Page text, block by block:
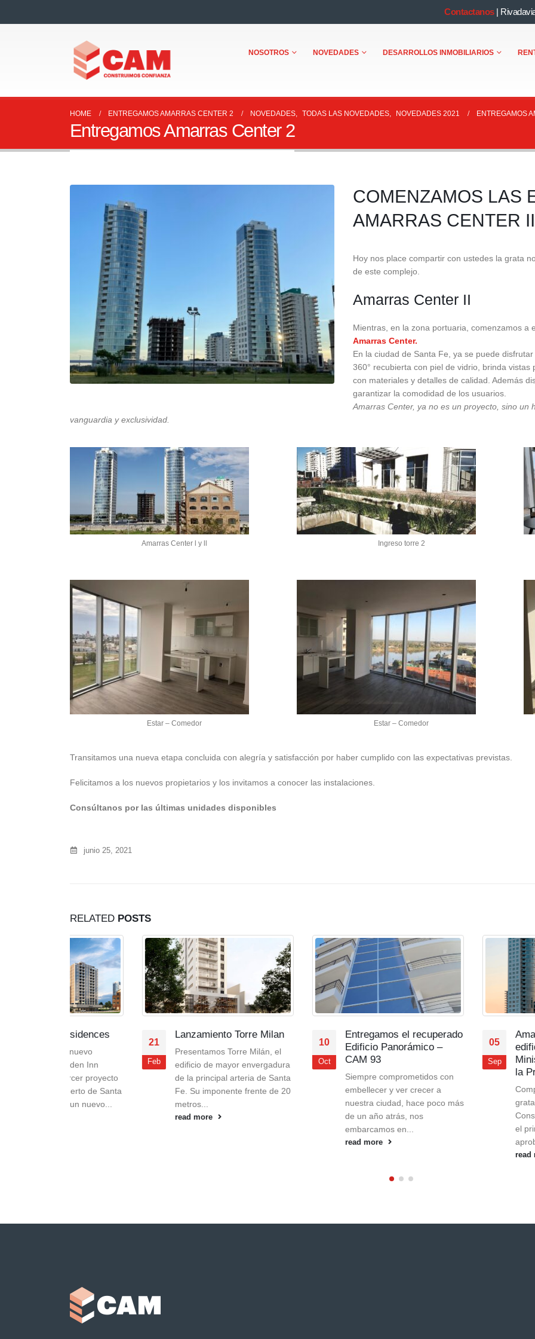
Contactanos|
NOSOTROS NOVEDADES DESARROLLOS INMOBILIARIOS
HOME ENTREGAMOS AMARRAS CENTER 2 NOVEDADES, TODAS LAS NOVEDADES, NOVEDADES 2021 ENTREGAMOS
Entregamos Amarras Center 2
COMENZAMOS LAS
AMARRAS CENTER II
Hoy nos place compartir con ustedes la grata
de este complejo.
Amarras Center II
Mientras, en la zona portuaria, comenzamos a
Amarras Center.
En la ciudad de Santa Fe, ya se puede
360° recubierta con piel de vidrio, brinda
con materiales y detalles de calidad. Además
garantizar la comodidad de los usuarios.
Amarras Center, ya no es un proyecto, sino un
vanguardia y exclusividad.
Amarras Center l y ll Ingreso torre 2
Estar – Comedor Estar – Comedor
Transitamos una nueva etapa concluida con alegría y satisfacción por haber cumplido con las expectativas previstas.
Felicitamos a los nuevos propietarios y los invitamos a conocer las instalaciones.
Consúltanos por las últimas unidades disponibles
junio 25, 2021
RELATED POSTS
Feb
Lanzamiento Torre Milan
Presentamos Torre Milán, el
edi­ficio de mayor envergadura
de la principal arteria de Santa
Fe. Su imponente frente de 20
metros...
Entregamos el recuperado
Edificio Panorámico –
CAM 93
Siempre comprometidos con
embellecer y ver crecer a
nuestra ciudad, hace poco más
de un año atrás, nos
05
Amarras Center:
edificio aprobado
Ministerio de
la Provincia.
Compartimos con
grata noticia de que
Construcciones ha
el primer edificio de